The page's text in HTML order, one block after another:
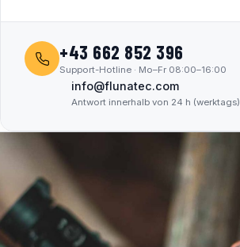
+43 662 852 396
Support-Hotline · Mo–Fr 08:00–16:00
info@flunatec.com
Antwort innerhalb von 24 h (werktags)